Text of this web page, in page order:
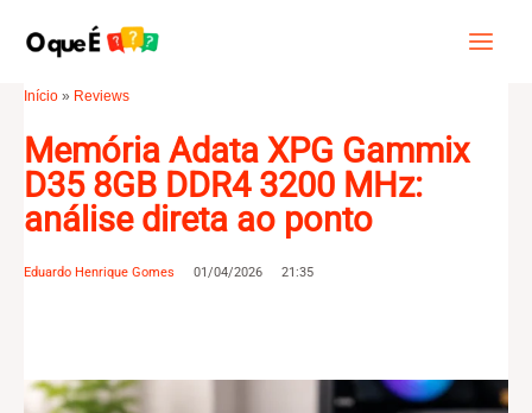
para
Pesquisar
Início » Reviews
Memória Adata XPG Gammix
D35 8GB DDR4 3200 MHz:
análise direta ao ponto
Eduardo Henrique Gomes 01/04/2026 21:35